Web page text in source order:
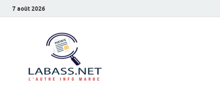
7 août 2026